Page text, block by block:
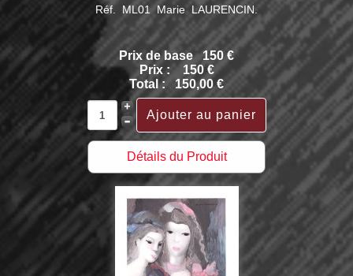
Réf. ML01 Marie LAURENCIN.
Prix de base
150 €
Prix :
150 €
Total :
150,00 €
Détails du Produit